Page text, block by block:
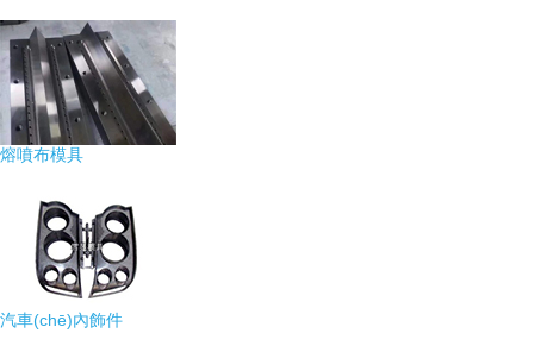
熔噴布模具
汽車(chē)內飾件